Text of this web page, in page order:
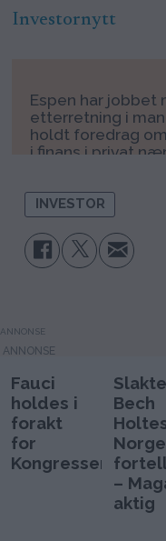
Investornytt
Espen har jobbet
etterretning i
holdt foredrag
i finans i privat
avkastning og
Han gikk i April
Investornytt og
både norske og
deltid.
INVESTOR
ANNONSE
Fauci
holdes i
forakt
for
Kongressen
Bech
–
aktig